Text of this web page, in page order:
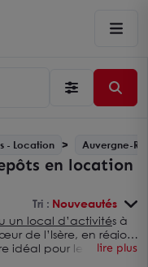
- Location Auvergne-
en location
Tri : Nouveautés
un local d’activités à
de l’Isère, en région
idéal pour le
lire plus